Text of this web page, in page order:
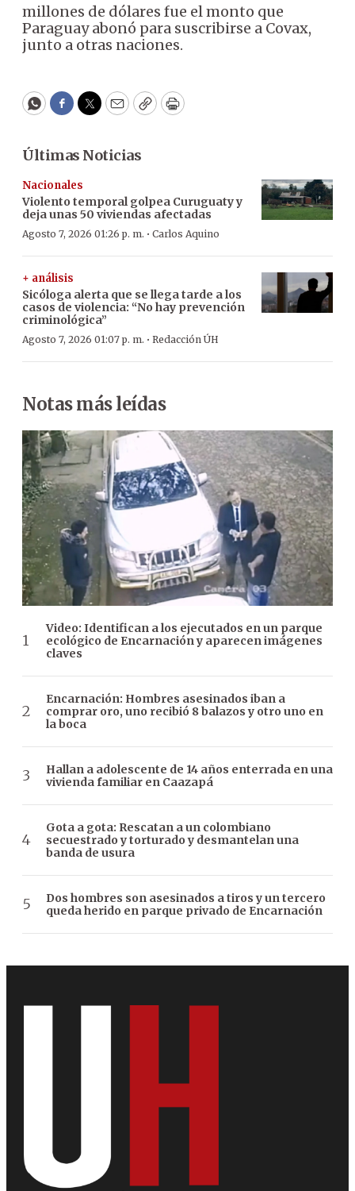
millones de dólares fue el monto que
Paraguay abonó para suscribirse a Covax,
junto a otras naciones.
WhatsApp
Facebook
Twitter
EmailCopyPrint
Últimas Noticias
Nacionales
Violento temporal golpea Curuguaty y
deja unas 50 viviendas afectadas
Agosto 7, 2026 01:26 p. m. · Carlos Aquino
+ análisis
Sicóloga alerta que se llega tarde a los
casos de violencia: “No hay prevención
criminológica”
Agosto 7, 2026 01:07 p. m. · Redacción ÚH
Notas más leídas
Video: Identifican a los ejecutados en un parque
ecológico de Encarnación y aparecen imágenes
claves
Encarnación: Hombres asesinados iban a
comprar oro, uno recibió 8 balazos y otro uno en
la boca
Hallan a adolescente de 14 años enterrada en una
vivienda familiar en Caazapá
Gota a gota: Rescatan a un colombiano
secuestrado y torturado y desmantelan una
banda de usura
Dos hombres son asesinados a tiros y un tercero
queda herido en parque privado de Encarnación